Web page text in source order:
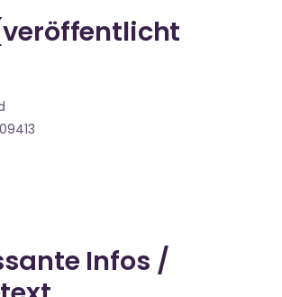
09413
Infos /